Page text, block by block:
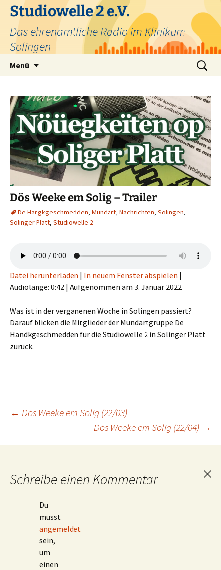
Zum
Inhalt
springen
Studiowelle 2 e.V.
Das ehrenamtliche Radio im Klinikum
Solingen
Menü
Suchen
nach:
Dös Weeke em Solig – Trailer
De Hangkgeschmedden, Mundart, Nachrichten, Solingen,
Solinger Platt, Studiowelle 2
Datei herunterladen | In neuem Fenster abspielen |
Audiolänge: 0:42 | Aufgenommen am 3. Januar 2022
Was ist in der verganenen Woche in Solingen passiert?
Darauf blicken die Mitglieder der Mundartgruppe De
Handkgeschmedden für die Studiowelle 2 in Solinger Platt
zurück.
Beitragsnavigation
← Dös Weeke em Solig (22/03)
Dös Weeke em Solig (22/04) →
Schreibe einen Kommentar
Du
musst
angemeldet
sein,
um
einen